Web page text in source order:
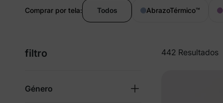
Comprar por tela: Todos AbrazoTérmico™
442 Resultados
filtro
Género